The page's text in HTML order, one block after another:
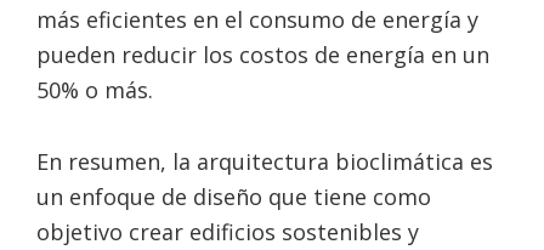
más eficientes en el consumo de energía y
pueden reducir los costos de energía en un
50% o más.
En resumen, la arquitectura bioclimática es
un enfoque de diseño que tiene como
objetivo crear edificios sostenibles y